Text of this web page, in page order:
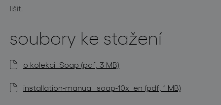
lišit.
soubory ke stažení
o kolekci_Soap (pdf, 3 MB)
installation-manual_soap-10x_en (pdf, 1 MB)